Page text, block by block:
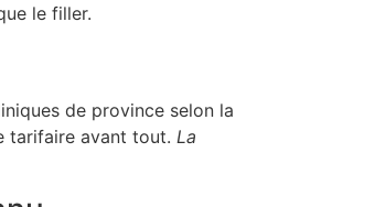
le filler.
de province selon la
tarifaire avant tout. La